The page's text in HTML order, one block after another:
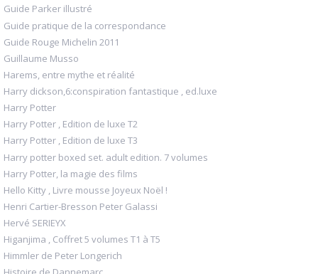
Guide Parker illustré
Guide pratique de la correspondance
Guide Rouge Michelin 2011
Guillaume Musso
Harems, entre mythe et réalité
Harry dickson,6:conspiration fantastique , ed.luxe
Harry Potter
Harry Potter , Edition de luxe T2
Harry Potter , Edition de luxe T3
Harry potter boxed set. adult edition. 7 volumes
Harry Potter, la magie des films
Hello Kitty , Livre mousse Joyeux Noël !
Henri Cartier-Bresson Peter Galassi
Hervé SERIEYX
Higanjima , Coffret 5 volumes T1 à T5
Himmler de Peter Longerich